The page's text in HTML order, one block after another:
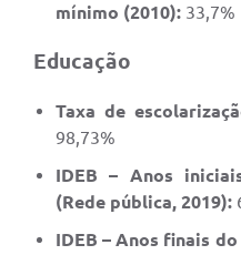
mínimo (2010): 33,7%
Educação
Taxa de
98,73%
IDEB – Anos
(Rede pública, 2019):
IDEB – Anos finais